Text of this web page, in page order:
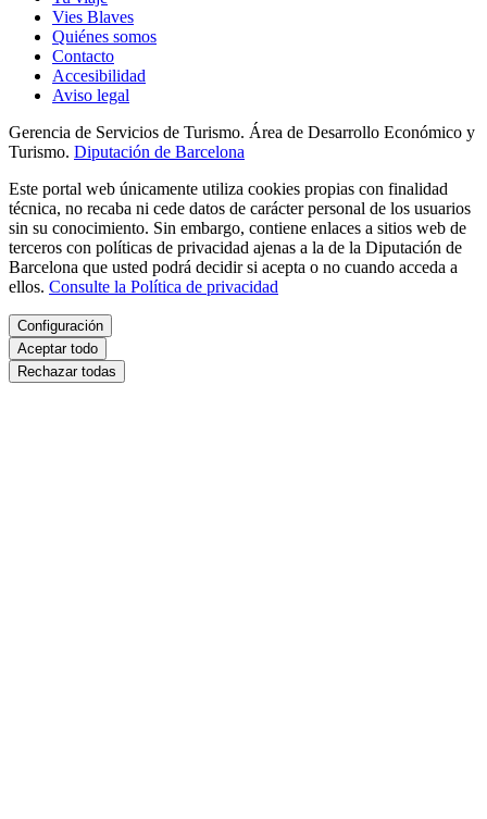
Vies Blaves
Quiénes somos
Contacto
Accesibilidad
Aviso legal
Gerencia de Servicios de Turismo. Área de Desarrollo Económico y
Turismo. Diputación de Barcelona
Este portal web únicamente utiliza cookies propias con finalidad
técnica, no recaba ni cede datos de carácter personal de los usuarios
sin su conocimiento. Sin embargo, contiene enlaces a sitios web de
terceros con políticas de privacidad ajenas a la de la Diputación de
Barcelona que usted podrá decidir si acepta o no cuando acceda a
ellos. Consulte la Política de privacidad
Configuración
Aceptar todo
Rechazar todas